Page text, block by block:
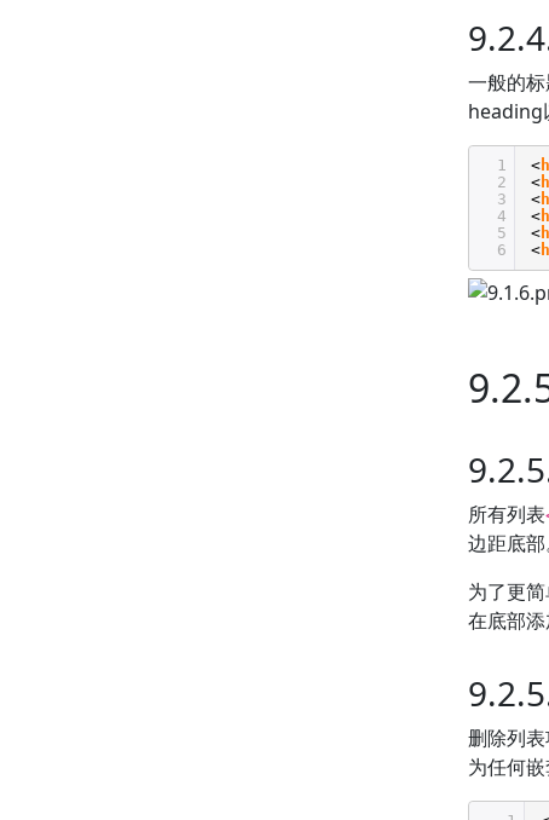
一般的
heading
1
2
3
4
5
6
<
<
<
<
<
<
所有列表
边距底
为了更
在底部
删除列
为任何嵌